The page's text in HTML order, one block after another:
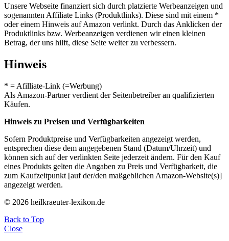
Unsere Webseite finanziert sich durch platzierte Werbeanzeigen und
sogenannten Affiliate Links (Produktlinks). Diese sind mit einem *
oder einem Hinweis auf Amazon verlinkt. Durch das Anklicken der
Produktlinks bzw. Werbeanzeigen verdienen wir einen kleinen
Betrag, der uns hilft, diese Seite weiter zu verbessern.
Hinweis
* = Afilliate-Link (=Werbung)
Als Amazon-Partner verdient der Seitenbetreiber an qualifizierten
Käufen.
Hinweis zu Preisen und Verfügbarkeiten
Sofern Produktpreise und Verfügbarkeiten angezeigt werden,
entsprechen diese dem angegebenen Stand (Datum/Uhrzeit) und
können sich auf der verlinkten Seite jederzeit ändern. Für den Kauf
eines Produkts gelten die Angaben zu Preis und Verfügbarkeit, die
zum Kaufzeitpunkt [auf der/den maßgeblichen Amazon-Website(s)]
angezeigt werden.
© 2026 heilkraeuter-lexikon.de
Back to Top
Close